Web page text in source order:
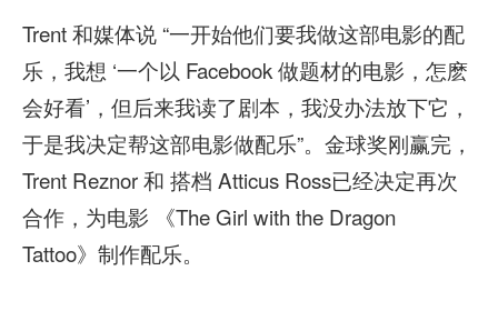
Trent 和媒体说 “一开始他们要我做这部电影的配
乐，我想 ‘一个以 Facebook 做题材的电影，怎麽
会好看’，但后来我读了剧本，我没办法放下它，
于是我决定帮这部电影做配乐”。金球奖刚赢完，
Trent Reznor 和 搭档 Atticus Ross已经决定再次
合作，为电影 《The Girl with the Dragon
Tattoo》制作配乐。